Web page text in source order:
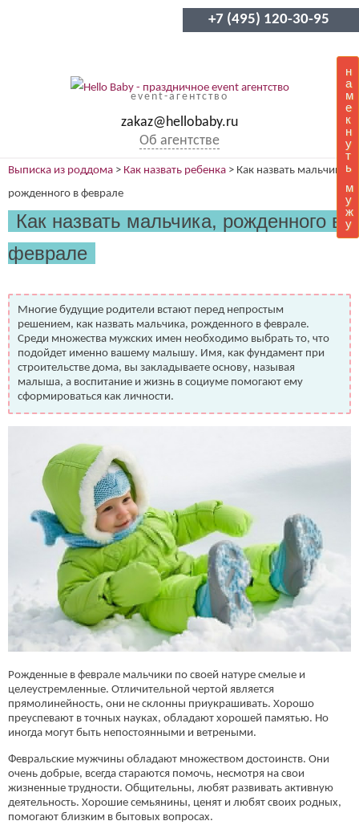
+7 (495) 120-30-95
event-агентство
zakaz@hellobaby.ru
Об агентстве
н
а
м
е
к
н
у
т
ь
м
у
ж
у
Выписка из роддома > Как назвать ребенка > Как назвать мальчика,
рожденного в феврале
Как назвать мальчика, рожденного в
феврале
Многие будущие родители встают перед непростым
решением, как назвать мальчика, рожденного в феврале.
Среди множества мужских имен необходимо выбрать то, что
подойдет именно вашему малышу. Имя, как фундамент при
строительстве дома, вы закладываете основу, называя
малыша, а воспитание и жизнь в социуме помогают ему
сформироваться как личности.
Рожденные в феврале мальчики по своей натуре смелые и
целеустремленные. Отличительной чертой является
прямолинейность, они не склонны приукрашивать. Хорошо
преуспевают в точных науках, обладают хорошей памятью. Но
иногда могут быть непостоянными и ветреными.
Февральские мужчины обладают множеством достоинств. Они
очень добрые, всегда стараются помочь, несмотря на свои
жизненные трудности. Общительны, любят развивать активную
деятельность. Хорошие семьянины, ценят и любят своих родных,
помогают близким в бытовых вопросах.